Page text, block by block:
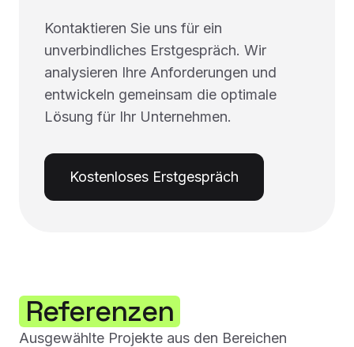
Kontaktieren Sie uns für ein
unverbindliches Erstgespräch. Wir
analysieren Ihre Anforderungen und
entwickeln gemeinsam die optimale
Lösung für Ihr Unternehmen.
Kostenloses Erstgespräch
Referenzen
Ausgewählte Projekte aus den Bereichen